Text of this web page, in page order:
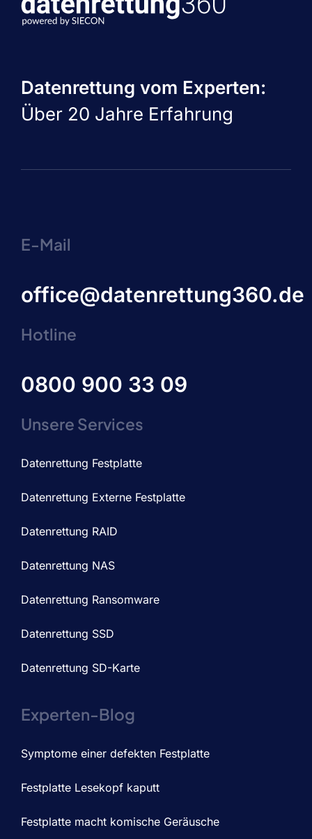
Datenrettung vom Experten:
Über 20 Jahre Erfahrung
E-Mail
office@datenrettung360.de
Hotline
0800 900 33 09
Unsere Services
Datenrettung Festplatte
Datenrettung Externe Festplatte
Datenrettung RAID
Datenrettung NAS
Datenrettung Ransomware
Datenrettung SSD
Datenrettung SD-Karte
Experten-Blog
Symptome einer defekten Festplatte
Festplatte Lesekopf kaputt
Festplatte macht komische Geräusche